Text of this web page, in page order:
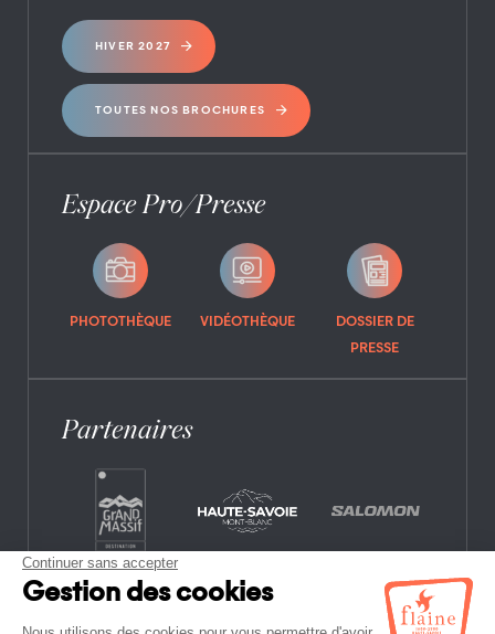
HIVER 2027
TOUTES NOS BROCHURES
Espace Pro/Presse
PHOTOTHÈQUE VIDÉOTHÈQUE
DOSSIER DE
PRESSE
Partenaires